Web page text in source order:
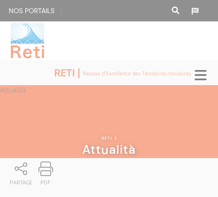
NOS PORTAILS :
RETI | Réseau d'Excellence des Territoires Insulaires
Attualità
RETI |
Attualità
PARTAGE PDF